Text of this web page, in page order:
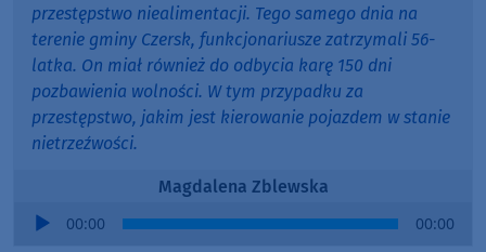
przestępstwo niealimentacji. Tego samego dnia na
terenie gminy Czersk, funkcjonariusze zatrzymali 56-
latka. On miał również do odbycia karę 150 dni
pozbawienia wolności. W tym przypadku za
przestępstwo, jakim jest kierowanie pojazdem w stanie
nietrzeźwości.
Magdalena Zblewska
Audio
00:00 00:00